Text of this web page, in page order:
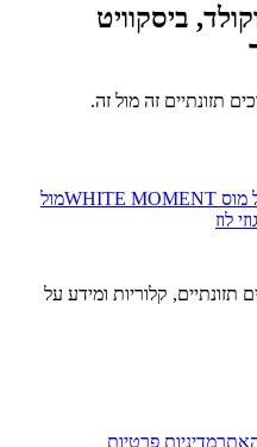
ביסקוויט
תזונתיים זה מול זה.
מוס WHITE MOMENT
מול
לוז
תזונתיים, קלוריות ומידע על
האתרמדיניות פרטיות